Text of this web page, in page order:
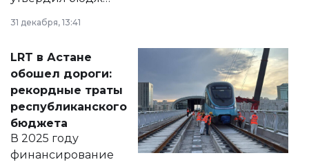
города на 2026–
2028 годы.
документ
появился в базе
нормативных
правовых актов и
на сайте маслихат
города.
31 декабря, 13:41
LRT в Астане
обошел дороги:
рекордные траты
республиканского
бюджета
В 2025 году
финансирование